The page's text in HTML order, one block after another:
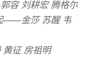
容 刘耕宏 腾格尔
——金莎 苏醒 韦
征 房祖明